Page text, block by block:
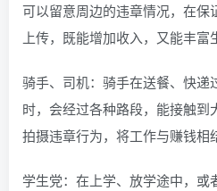
可以留意周边的违章情况，在保
上传，既能增加收入，又能丰
骑手、司机：骑手在送餐、快递
时，会经过各种路段，能接触
拍摄违章行为，将工作与赚钱相
学生党：在上学、放学途中，或